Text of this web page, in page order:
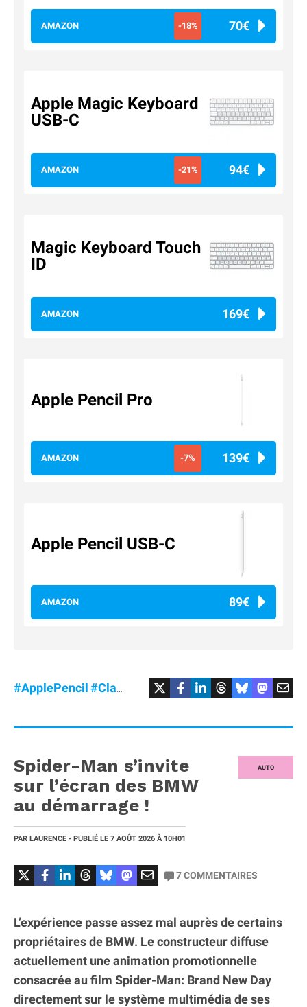
AMAZON -18% 70€
Apple Magic Keyboard
USB-C
AMAZON -21% 94€
Magic Keyboard Touch
ID
AMAZON 169€
Apple Pencil Pro
AMAZON -7% 139€
Apple Pencil USB-C
AMAZON 89€
#ApplePencil#Clavier #MagicKeyboard
AUTO
Spider-Man s’invite
sur l’écran des BMW
au démarrage !
PAR LAURENCE - PUBLIÉ LE 7 AOÛT 2026 À 10H01
7COMMENTAIRES
L’expérience passe assez mal auprès de certains
propriétaires de BMW. Le constructeur diffuse
actuellement une animation promotionnelle
consacrée au film Spider-Man: Brand New Day
directement sur le système multimédia de ses